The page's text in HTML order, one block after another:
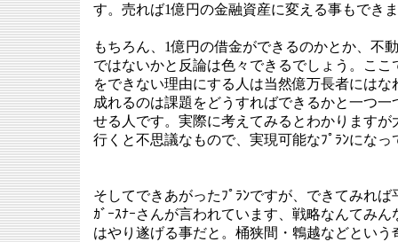
す。売れば1億円の金融資産に変える事もでき
もちろん、1億円の借金ができるのかとか、不
ではないかと反論は色々できるでしょう。こ
をできない理由にする人は当然億万長者には
成れるのは課題をどうすればできるかと一つ一
せる人です。実際に考えてみるとわかりますが
行くと不思議なもので、実現可能なﾌﾟﾗﾝになっ
そしてできあがったﾌﾟﾗﾝですが、できてみれ
ｶﾞｰｽﾅｰさんが言われています、戦略なんてみ
はやり遂げる事だと。桶狭間・鵯越などとい